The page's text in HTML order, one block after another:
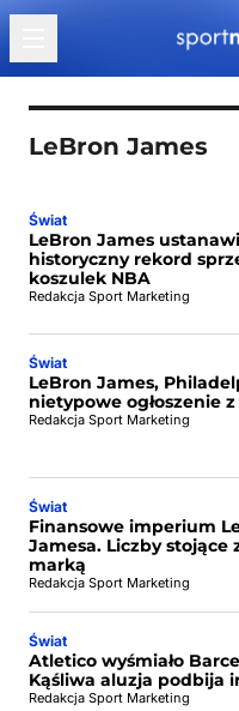
Przejdź do treści
LeBron James
Świat
LeBron James
historyczny rekord
koszulek NBA
Redakcja Sport Marketing
Świat
LeBron James,
nietypowe ogłoszenie
Redakcja Sport Marketing
Świat
Finansowe imperium
Jamesa. Liczby stojące
marką
Redakcja Sport Marketing
Świat
Atletico wyśmiało
Kąśliwa aluzja podbija
Redakcja Sport Marketing